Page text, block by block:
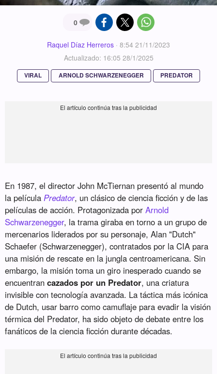
0
Raquel Díaz Herreros · 8:54 21/11/2023
Actualizado: 16:05 28/1/2025
VIRAL ARNOLD SCHWARZENEGGER PREDATOR
En 1987, el director John McTiernan presentó al mundo
la película Predator, un clásico de ciencia ficción y de las
películas de acción. Protagonizada porArnold
Schwarzenegger, la trama giraba en torno a un grupo de
mercenarios liderados por su personaje, Alan "Dutch"
Schaefer (Schwarzenegger), contratados por la CIA para
una misión de rescate en la jungla centroamericana. Sin
embargo, la misión toma un giro inesperado cuando se
encuentrancazados por un Predator, una criatura
invisible con tecnología avanzada. La táctica más icónica
de Dutch, usar barro como camuflaje para evadir la visión
térmica del Predator, ha sido objeto de debate entre los
fanáticos de la ciencia ficción durante décadas.